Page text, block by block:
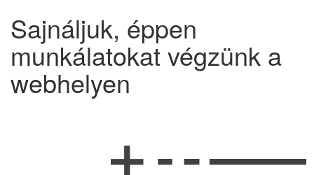
Sajnáljuk, éppen
munkálatokat végzünk a
webhelyen